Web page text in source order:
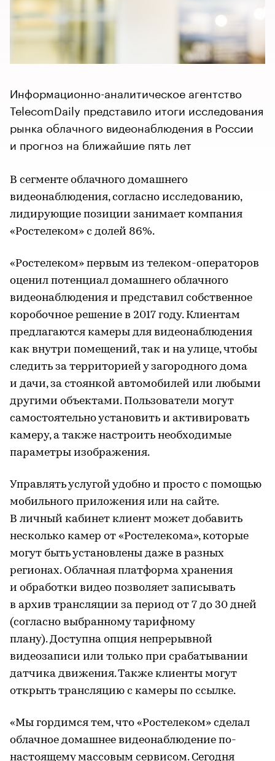
Информационно-аналитическое агентство
TelecomDaily представило итоги исследования
рынка облачного видеонаблюдения в России
и прогноз на ближайшие пять лет
В сегменте облачного домашнего
видеонаблюдения, согласно исследованию,
лидирующие позиции занимает компания
«Ростелеком» с долей 86%.
«Ростелеком» первым из телеком-операторов
оценил потенциал домашнего облачного
видеонаблюдения и представил собственное
коробочное решение в 2017 году. Клиентам
предлагаются камеры для видеонаблюдения
как внутри помещений, так и на улице, чтобы
следить за территорией у загородного дома
и дачи, за стоянкой автомобилей или любыми
другими объектами. Пользователи могут
самостоятельно установить и активировать
камеру, а также настроить необходимые
параметры изображения.
Управлять услугой удобно и просто с помощью
мобильного приложения или на сайте.
В личный кабинет клиент может добавить
несколько камер от «Ростелекома», которые
могут быть установлены даже в разных
регионах. Облачная платформа хранения
и обработки видео позволяет записывать
в архив трансляции за период от 7 до 30 дней
(согласно выбранному тарифному
плану). Доступна опция непрерывной
видеозаписи или только при срабатывании
датчика движения. Также клиенты могут
открыть трансляцию с камеры по ссылке.
«Мы гордимся тем, что «Ростелеком» сделал
облачное домашнее видеонаблюдение по-
настоящему массовым сервисом. Сегодня